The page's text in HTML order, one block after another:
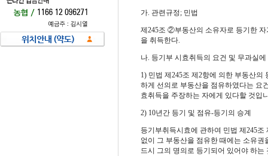
가. 관련규정; 민법
제 245조 ②부동산의 소유자로 등기한
을 취득한다.
나. 등기부 시효취득의 요건 및 무과실
1) 민법 제 245조 제 2항에 의한 부동산의
하게 선의로 부동산을 점유하였다는 요
효취득을 주장하는 자에게 있다할 것입
2) 10년간 등기 및 점유-등기의 승계
등기부취득시효에 관하여 민법 제 245조
없이 그 부동산을 점유한 때에는 소유권
드시 그의 명의로 등기되어 있어야 하